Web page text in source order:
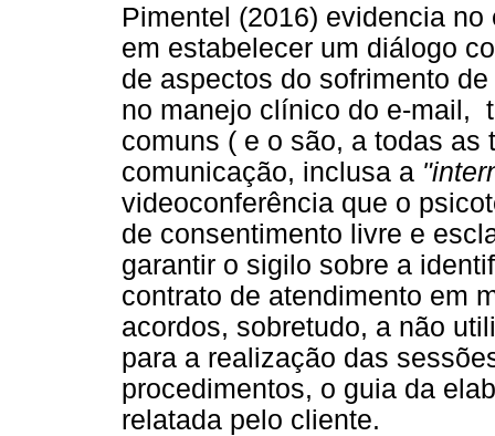
Pimentel (2016) evidencia
em estabelecer um diálogo
de aspectos do sofrimento
no manejo clínico do e-mail,
comuns ( e o são, a todas
comunicação, inclusa a
videoconferência que o
de consentimento livre e
garantir o sigilo sobre a
contrato de atendimento em
acordos, sobretudo, a não
para a realização das
procedimentos, o guia da
relatada pelo cliente.